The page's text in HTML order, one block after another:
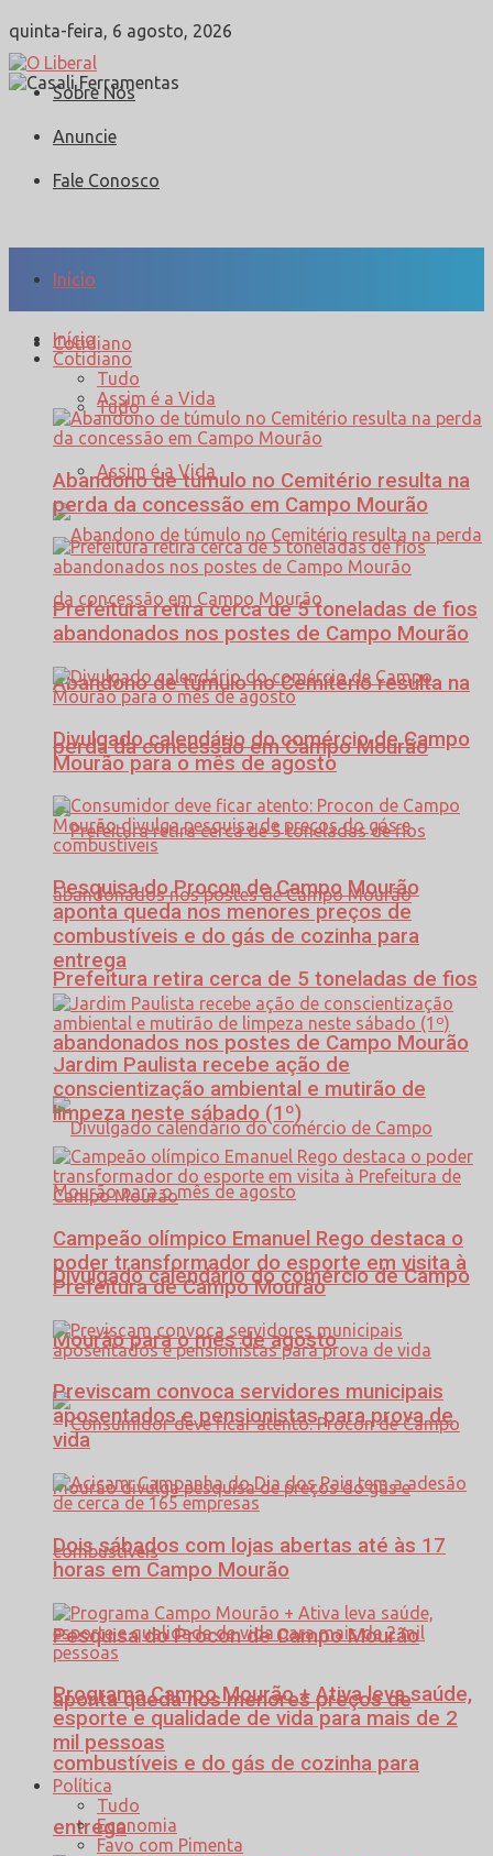
quinta-feira, 6 agosto, 2026
Sobre Nós
Anuncie
Fale Conosco
Início
Cotidiano
Tudo
Assim é a Vida
Abandono de túmulo no Cemitério resulta na
perda da concessão em Campo Mourão
Prefeitura retira cerca de 5 toneladas de fios
abandonados nos postes de Campo Mourão
Divulgado calendário do comércio de Campo
Mourão para o mês de agosto
Pesquisa do Procon de Campo Mourão
aponta queda nos menores preços de
combustíveis e do gás de cozinha para
entrega
Início
Cotidiano
Tudo
Assim é a Vida
Abandono de túmulo no Cemitério resulta na
perda da concessão em Campo Mourão
Prefeitura retira cerca de 5 toneladas de fios
abandonados nos postes de Campo Mourão
Divulgado calendário do comércio de Campo
Mourão para o mês de agosto
Pesquisa do Procon de Campo Mourão
aponta queda nos menores preços de
combustíveis e do gás de cozinha para
entrega
Jardim Paulista recebe ação de
conscientização ambiental e mutirão de
limpeza neste sábado (1º)
Campeão olímpico Emanuel Rego destaca o
poder transformador do esporte em visita à
Prefeitura de Campo Mourão
Previscam convoca servidores municipais
aposentados e pensionistas para prova de
vida
Dois sábados com lojas abertas até às 17
horas em Campo Mourão
Programa Campo Mourão + Ativa leva saúde,
esporte e qualidade de vida para mais de 2
mil pessoas
Política
Tudo
Economia
Favo com Pimenta